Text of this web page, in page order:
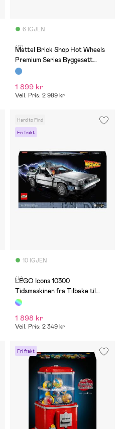
6 IGJEN
(0)
Mattel Brick Shop Hot Wheels
Premium Series Byggesett
Mercedes-Benz 300 SL 1600
1 899 kr
Veil. Pris: 2 989 kr
Hard to Find
Fri frakt
10 IGJEN
(4)
LEGO Icons 10300
Tidsmaskinen fra Tilbake til
fremtiden
1 898 kr
Veil. Pris: 2 349 kr
Fri frakt